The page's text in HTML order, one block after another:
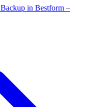
Backup in Bestform –